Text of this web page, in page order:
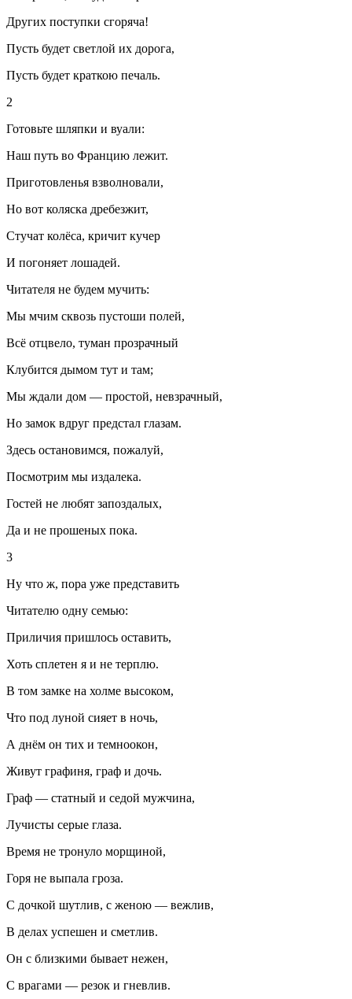
Других поступки сгоряча!
Пусть будет светлой их дорога,
Пусть будет краткою печаль.
2
Готовьте шляпки и вуали:
Наш путь во Францию лежит.
Приготовленья взволновали,
Но вот коляска дребезжит,
Стучат колёса, кричит кучер
И погоняет лошадей.
Читателя не будем мучить:
Мы мчим сквозь пустоши полей,
Всё отцвело, туман прозрачный
Клубится дымом тут и там;
Мы ждали дом — простой, невзрачный,
Но замок вдруг предстал глазам.
Здесь остановимся, пожалуй,
Посмотрим мы издалека.
Гостей не любят запоздалых,
Да и не прошеных пока.
3
Ну что ж, пора уже представить
Читателю одну семью:
Приличия пришлось оставить,
Хоть сплетен я и не терплю.
В том замке на холме высоком,
Что под луной сияет в ночь,
А днём он тих и темноокон,
Живут графиня, граф и дочь.
Граф — статный и седой мужчина,
Лучисты серые глаза.
Время не тронуло морщиной,
Горя не выпала гроза.
С дочкой шутлив, с женою — вежлив,
В делах успешен и сметлив.
Он с близкими бывает нежен,
С врагами — резок и гневлив.